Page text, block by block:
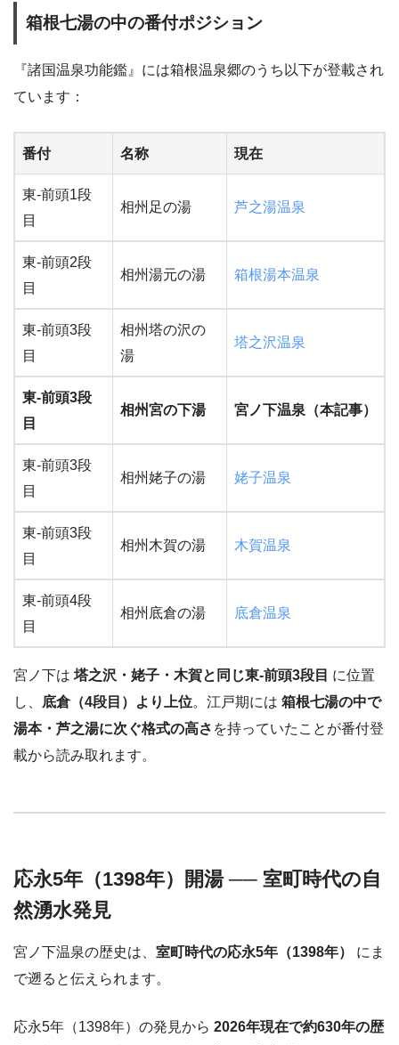
箱根七湯の中の番付ポジション
『諸国温泉功能鑑』には箱根温泉郷のうち以下が登載され
ています：
番付 名称 現在
東-前頭1段
目
相州足の湯 芦之湯温泉
東-前頭2段
目
相州湯元の湯 箱根湯本温泉
東-前頭3段
目
相州塔の沢の
湯
塔之沢温泉
東-前頭3段
目
相州宮の下湯 宮ノ下温泉（本記事）
東-前頭3段
目
相州姥子の湯 姥子温泉
東-前頭3段
目
相州木賀の湯 木賀温泉
東-前頭4段
目
相州底倉の湯 底倉温泉
宮ノ下は 塔之沢・姥子・木賀と同じ東-前頭3段目 に位置
し、 底倉（4段目）より上位。江戸期には 箱根七湯の中で
湯本・芦之湯に次ぐ格式の高さ を持っていたことが番付登
載から読み取れます。
応永5年（1398年）開湯 ── 室町時代の自
然湧水発見
宮ノ下温泉の歴史は、 室町時代の応永5年（1398年）
にま
で遡ると伝えられます。
応永5年（1398年）の発見から 2026年現在で約630年の歴